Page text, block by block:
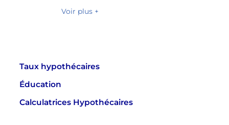
Voir plus +
Taux hypothécaires
Éducation
Calculatrices Hypothécaires